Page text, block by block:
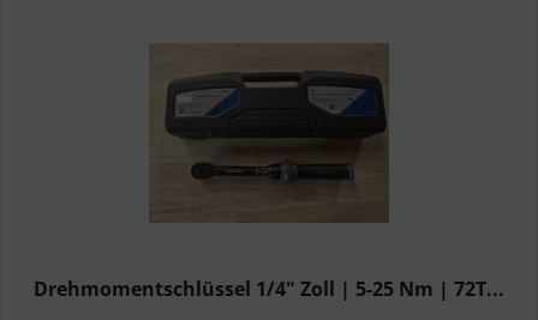
Drehmomentschlüssel 1/4" Zoll | 5-25 Nm | 72T...